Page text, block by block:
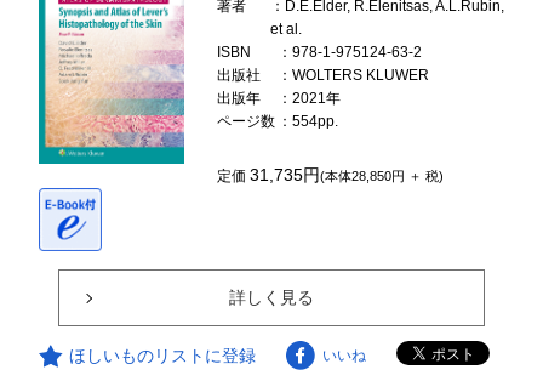
著者
：D.E.Elder, R.Elenitsas, A.L.Rubin,
et al.
ISBN
：978-1-975124-63-2
出版社
：WOLTERS KLUWER
出版年
：2021年
ページ数 ：554pp.
定価31,735円(本体28,850円 ＋ 税)
詳しく見る
ほしいものリストに登録 いいね